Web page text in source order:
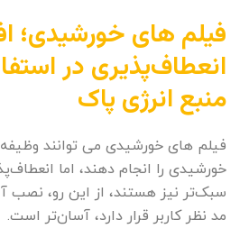
فیلم های خورشیدی؛
انعطافپذیری در
منبع انرژی پاک
فیلم های خورشیدی می توانند
خورشیدی را انجام دهند، اما
سبک‌تر نیز هستند، از این رو، نصب
مد نظر کاربر قرار دارد، آسان‌تر است.